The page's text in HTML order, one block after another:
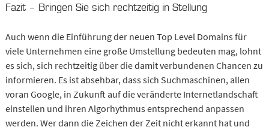
Fazit – Bringen Sie sich rechtzeitig in Stellung
Auch wenn die Einführung der neuen Top Level Domains für
viele Unternehmen eine große Umstellung bedeuten mag, lohnt
es sich, sich rechtzeitig über die damit verbundenen Chancen zu
informieren. Es ist absehbar, dass sich Suchmaschinen, allen
voran Google, in Zukunft auf die veränderte Internetlandschaft
einstellen und ihren Algorhythmus entsprechend anpassen
werden. Wer dann die Zeichen der Zeit nicht erkannt hat und